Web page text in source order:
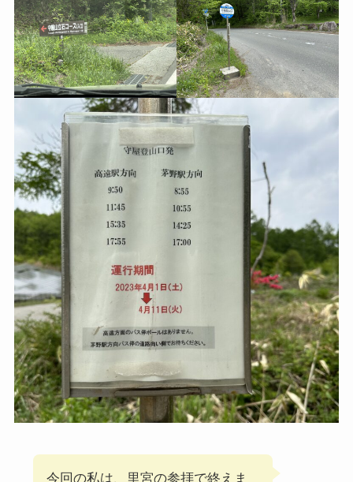
今回の私は、里宮の参拝で終えま